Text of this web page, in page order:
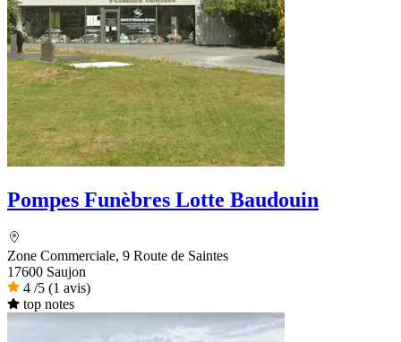
Pompes Funèbres Lotte Baudouin
Zone Commerciale, 9 Route de Saintes
17600 Saujon
4 /5 (1 avis)
top notes